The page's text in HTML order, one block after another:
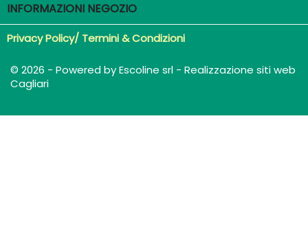
INFORMAZIONI NEGOZIO
Privacy Policy/ Termini & Condizioni
© 2026 - Powered by Escoline srl - Realizzazione siti web
Cagliari